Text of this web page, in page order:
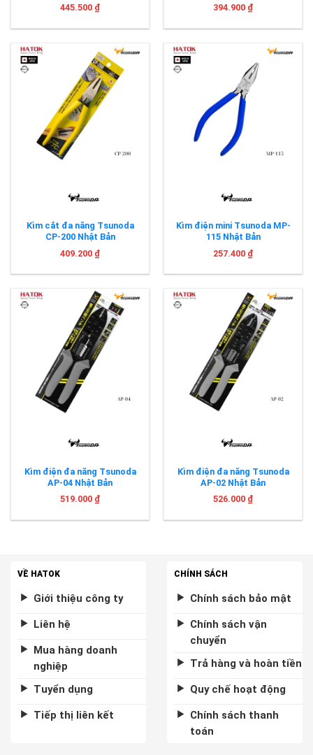
445.500 ₫
394.900 ₫
Kìm cắt đa năng Tsunoda
CP-200 Nhật Bản
409.200 ₫
Kìm điện mini Tsunoda MP-
115 Nhật Bản
257.400 ₫
Kìm điện đa năng Tsunoda
AP-04 Nhật Bản
519.000 ₫
Kìm điện đa năng Tsunoda
AP-02 Nhật Bản
526.000 ₫
VỀ HATOK
Giới thiệu công ty
Liên hệ
Mua hàng doanh
nghiệp
Tuyển dụng
Tiếp thị liên kết
CHÍNH SÁCH
Chính sách bảo mật
Chính sách vận
chuyển
Trả hàng và hoàn tiền
Quy chế hoạt động
Chính sách thanh
toán